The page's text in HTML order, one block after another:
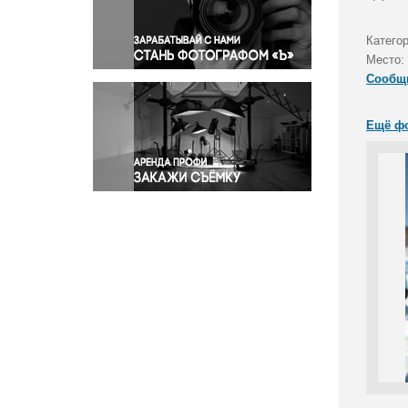
Правосудие
Происшествия и конфликты
Религия
Светская жизнь
Спорт
Экология
Экономика и бизнес
Место:
Ещё